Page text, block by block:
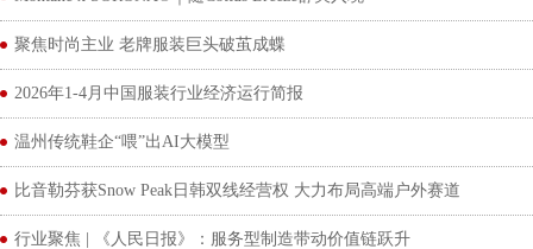
聚焦时尚主业 老牌服装巨头破茧成蝶
2026年1-4月中国服装行业经济运行简报
温州传统鞋企“喂”出AI大模型
比音勒芬获Snow Peak日韩双线经营权 大力布局高端户外赛道
行业聚焦 | 《人民日报》：服务型制造带动价值链跃升